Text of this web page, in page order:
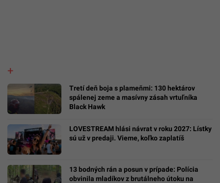
Tretí deň boja s plameňmi: 130 hektárov
spálenej zeme a masívny zásah vrtuľníka
Black Hawk
LOVESTREAM hlási návrat v roku 2027: Lístky
sú už v predaji. Vieme, koľko zaplatíš
13 bodných rán a posun v prípade: Polícia
obvinila mladíkov z brutálneho útoku na